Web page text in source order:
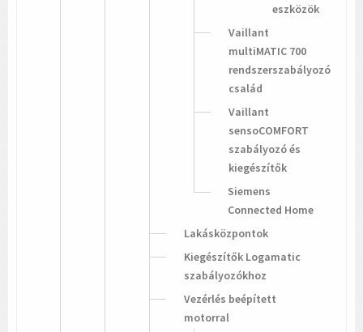
eszközök
Vaillant
multiMATIC 700
rendszerszabályozó
család
Vaillant
sensoCOMFORT
szabályozó és
kiegészítők
Siemens
Connected Home
Lakásközpontok
Kiegészítők Logamatic
szabályozókhoz
Vezérlés beépített
motorral